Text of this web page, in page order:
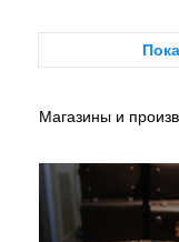
Магазины и